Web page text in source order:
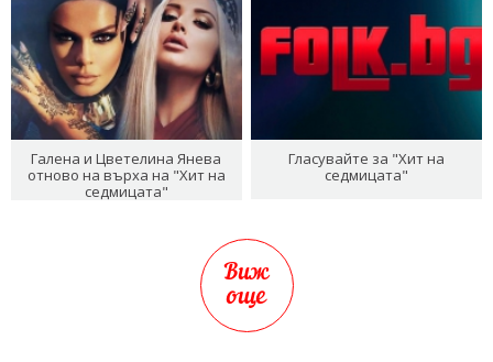
Галена и Цветелина Янева
отново на върха на "Хит на
седмицата"
Гласувайте за "Хит на
седмицата"
Виж
още